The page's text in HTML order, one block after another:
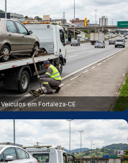
em Fortaleza‑CE